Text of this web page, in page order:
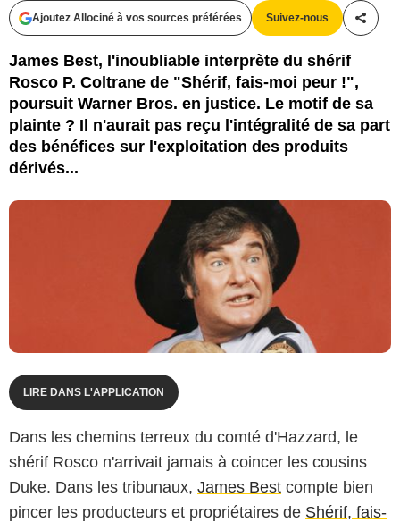
Ajoutez Allociné à vos sources préférées Suivez-nous
James Best, l'inoubliable interprète du shérif
Rosco P. Coltrane de "Shérif, fais-moi peur !",
poursuit Warner Bros. en justice. Le motif de sa
plainte ? Il n'aurait pas reçu l'intégralité de sa part
des bénéfices sur l'exploitation des produits
dérivés...
LIRE DANS L'APPLICATION
Dans les chemins terreux du comté d'Hazzard, le
shérif Rosco n'arrivait jamais à coincer les cousins
Duke. Dans les tribunaux, James Best compte bien
pincer les producteurs et propriétaires de Shérif, fais-